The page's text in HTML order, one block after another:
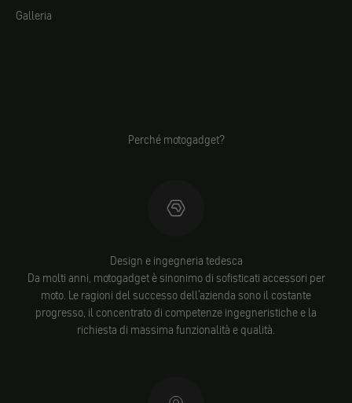
Galleria
Perché motogadget?
Design e ingegneria tedesca
Da molti anni, motogadget è sinonimo di sofisticati accessori per
moto. Le ragioni del successo dell'azienda sono il costante
progresso, il concentrato di competenze ingegneristiche e la
richiesta di massima funzionalità e qualità.